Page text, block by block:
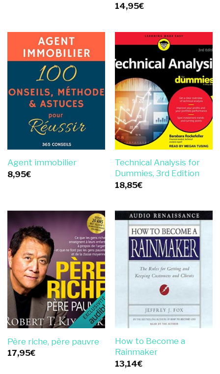
14,95€
Agent immobilier
8,95€
Technical Analysis for
Dummies, 3rd Edition
18,85€
Père riche, père pauvre
17,95€
How to Become a
Rainmaker
13,14€